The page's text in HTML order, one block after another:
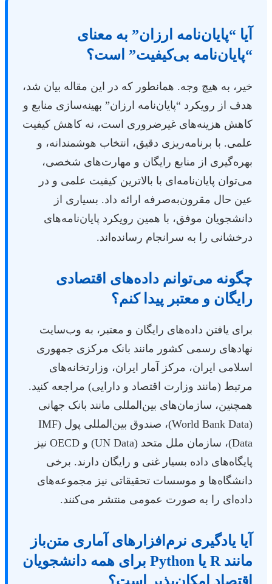
آیا “پایان‌نامه ارزان” به معنای
“پایان‌نامه بی‌کیفیت” است؟
خیر، به هیچ وجه. همانطور که در این مقاله بیان شد،
هدف از رویکرد “پایان‌نامه ارزان” بهینه‌سازی منابع و
کاهش هزینه‌های غیرضروری است، نه کاهش کیفیت
علمی. با برنامه‌ریزی دقیق، انتخاب هوشمندانه، و
بهره‌گیری از منابع رایگان و مهارت‌های شخصی،
می‌توان پایان‌نامه‌ای با بالاترین کیفیت علمی و در
عین حال مقرون‌به‌صرفه ارائه داد. بسیاری از
دانشجویان موفق، با همین رویکرد پایان‌نامه‌های
درخشانی را به سرانجام رسانده‌اند.
چگونه می‌توانم داده‌های اقتصادی
رایگان و معتبر پیدا کنم؟
برای یافتن داده‌های رایگان و معتبر، به وب‌سایت
نهادهای رسمی کشور مانند بانک مرکزی جمهوری
اسلامی ایران، مرکز آمار ایران، وزارتخانه‌های
مرتبط (مانند وزارت اقتصاد و دارایی) مراجعه کنید.
همچنین، سازمان‌های بین‌المللی مانند بانک جهانی
(World Bank Data)، صندوق بین‌المللی پول (IMF
Data)، سازمان ملل متحد (UN Data) و OECD نیز
پایگاه‌های داده بسیار غنی و رایگان دارند. برخی
دانشگاه‌ها و موسسات تحقیقاتی نیز مجموعه‌های
داده‌ای را به صورت عمومی منتشر می‌کنند.
آیا یادگیری نرم‌افزارهای آماری متن‌باز
مانند R یا Python برای همه دانشجویان
اقتصاد امکان‌پذیر است؟